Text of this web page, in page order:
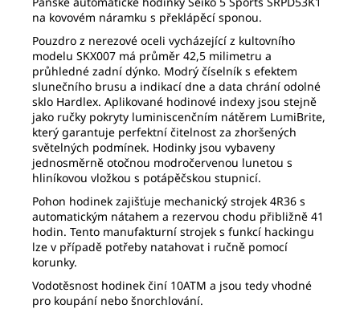
na kovovém náramku s překlápěcí sponou.
Pouzdro z nerezové oceli vycházející z kultovního
modelu SKX007 má průměr 42,5 milimetru a
průhledné zadní dýnko. Modrý číselník s efektem
slunečního brusu a indikací dne a data chrání odolné
sklo Hardlex. Aplikované hodinové indexy jsou stejně
jako ručky pokryty luminiscenčním nátěrem LumiBrite,
který garantuje perfektní čitelnost za zhoršených
světelných podmínek. Hodinky jsou vybaveny
jednosměrně otočnou modročervenou lunetou s
hliníkovou vložkou s potápěčskou stupnicí.
Pohon hodinek zajišťuje mechanický strojek 4R36 s
automatickým nátahem a rezervou chodu přibližně 41
hodin. Tento manufakturní strojek s funkcí hackingu
lze v případě potřeby natahovat i ručně pomocí
korunky.
Vodotěsnost hodinek činí 10ATM a jsou tedy vhodné
pro koupání nebo šnorchlování.
SEIKO
SPB467J1
875
Původně:
500